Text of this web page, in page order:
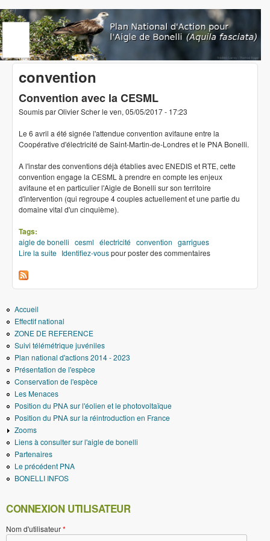
Aller au contenu principal
www.aigledebonelli.org
convention
Convention avec la CESML
Soumis parOlivier Scherle ven, 05/05/2017 - 17:23
Le 6 avril a été signée l'attendue convention avifaune entre la
Coopérative d'électricité de Saint-Martin-de-Londres et le PNA Bonelli.
A l'instar des conventions déjà établies avec ENEDIS et RTE, cette
convention engage la CESML à prendre en compte les enjeux
avifaune et en particulier l'Aigle de Bonelli sur son territoire
d'intervention (qui regroupe 4 couples actuellement et une partie du
domaine vital d'un cinquième).
Tags:
aigle de bonelli cesml électricité convention garrigues
Lire la suite de Convention avec la CESML
Identifiez-vouspour poster des commentaires
Accueil
Effectif national
ZONE DE REFERENCE
Suivi télémétrique juvéniles
Plan national d'actions 2014 - 2023
Présentation de l'espèce
Conservation de l'espèce
Les Menaces
Position du PNA sur l'éolien et le photovoltaïque
Position du PNA sur la réintroduction en France
Zooms
Liens à consulter sur l'aigle de bonelli
Partenaires
Le précédent PNA
BONELLI INFOS
CONNEXION UTILISATEUR
Nom d'utilisateur*